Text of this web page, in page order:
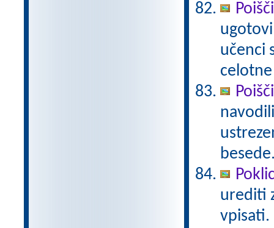
učenci
urediti
vpisati.